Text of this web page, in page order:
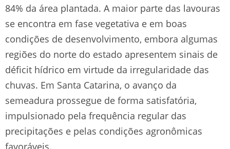
84% da área plantada. A maior parte das lavouras
se encontra em fase vegetativa e em boas
condições de desenvolvimento, embora algumas
regiões do norte do estado apresentem sinais de
déficit hídrico em virtude da irregularidade das
chuvas. Em Santa Catarina, o avanço da
semeadura prossegue de forma satisfatória,
impulsionado pela frequência regular das
precipitações e pelas condições agronômicas